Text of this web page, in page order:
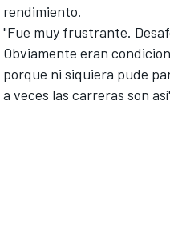
rendimiento.
"Fue muy frustrante.
Obviamente eran
porque ni siquiera pude
a veces las carreras son